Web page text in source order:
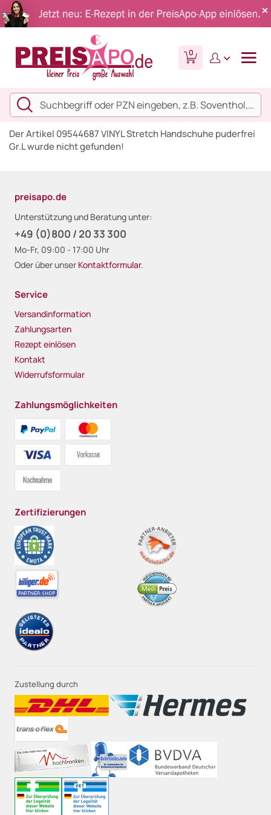
0
Der Artikel 09544687 VINYL Stretch Handschuhe puderfrei
Gr.L wurde nicht gefunden!
preisapo.de
Unterstützung und Beratung unter:
+49 (0)800 / 20 33 300
Mo-Fr, 09:00 - 17:00 Uhr
Oder über unser Kontaktformular.
Service
Versandinformation
Zahlungsarten
Rezept einlösen
Kontakt
Widerrufsformular
Zahlungsmöglichkeiten
Zertifizierungen
Zustellung durch